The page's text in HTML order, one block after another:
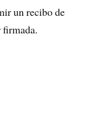
un recibo de
firmada.